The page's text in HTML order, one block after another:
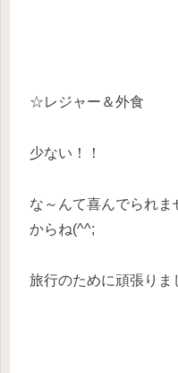
☆レジャー＆外食
少ない！！
な～んて喜んでられ
からね(^^;
旅行のために頑張りま